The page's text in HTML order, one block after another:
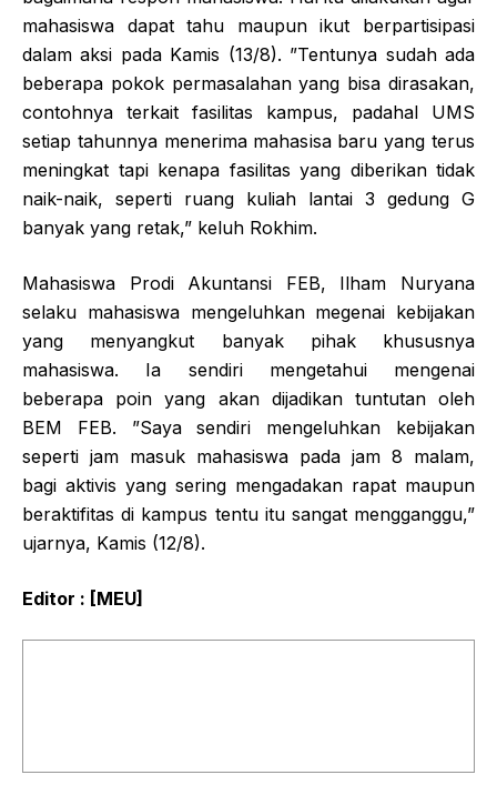
mahasiswa dapat tahu maupun ikut berpartisipasi
dalam aksi pada Kamis (13/8). ”Tentunya sudah ada
beberapa pokok permasalahan yang bisa dirasakan,
contohnya terkait fasilitas kampus, padahal UMS
setiap tahunnya menerima mahasisa baru yang terus
meningkat tapi kenapa fasilitas yang diberikan tidak
naik-naik, seperti ruang kuliah lantai 3 gedung G
banyak yang retak,” keluh Rokhim.
Mahasiswa Prodi Akuntansi FEB, Ilham Nuryana
selaku mahasiswa mengeluhkan megenai kebijakan
yang menyangkut banyak pihak khususnya
mahasiswa. Ia sendiri mengetahui mengenai
beberapa poin yang akan dijadikan tuntutan oleh
BEM FEB. ”Saya sendiri mengeluhkan kebijakan
seperti jam masuk mahasiswa pada jam 8 malam,
bagi aktivis yang sering mengadakan rapat maupun
beraktifitas di kampus tentu itu sangat mengganggu,”
ujarnya, Kamis (12/8).
Editor : [MEU]